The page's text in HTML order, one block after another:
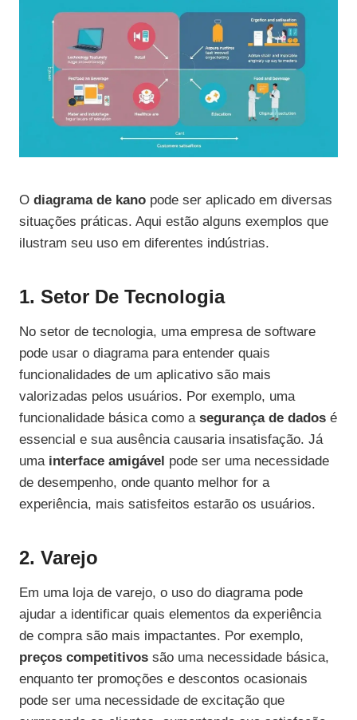
O diagrama de kano pode ser aplicado em diversas
situações práticas. Aqui estão alguns exemplos que
ilustram seu uso em diferentes indústrias.
1. Setor De Tecnologia
No setor de tecnologia, uma empresa de software
pode usar o diagrama para entender quais
funcionalidades de um aplicativo são mais
valorizadas pelos usuários. Por exemplo, uma
funcionalidade básica como a segurança de dados é
essencial e sua ausência causaria insatisfação. Já
uma interface amigável pode ser uma necessidade
de desempenho, onde quanto melhor for a
experiência, mais satisfeitos estarão os usuários.
2. Varejo
Em uma loja de varejo, o uso do diagrama pode
ajudar a identificar quais elementos da experiência
de compra são mais impactantes. Por exemplo,
preços competitivos são uma necessidade básica,
enquanto ter promoções e descontos ocasionais
pode ser uma necessidade de excitação que